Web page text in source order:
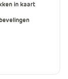
in kaart